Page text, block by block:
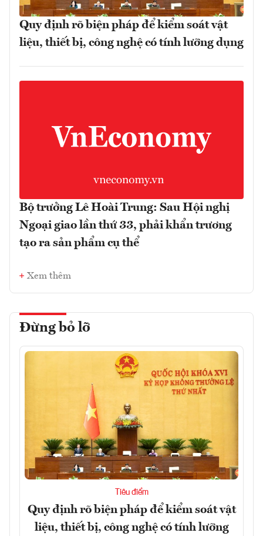
Quy định rõ biện pháp để kiểm soát vật
liệu, thiết bị, công nghệ có tính lưỡng dụng
Bộ trưởng Lê Hoài Trung: Sau Hội nghị
Ngoại giao lần thứ 33, phải khẩn trương
tạo ra sản phẩm cụ thể
Xem thêm
Đừng bỏ lỡ
Tiêu điểm
Quy định rõ biện pháp để kiểm soát vật
liệu, thiết bị, công nghệ có tính lưỡng